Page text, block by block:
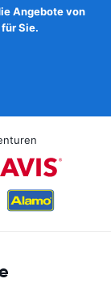
Angebote von
Sie.